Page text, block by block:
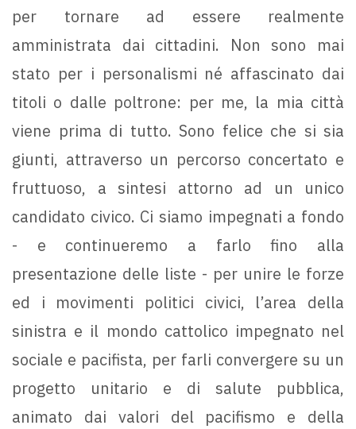
per tornare ad essere realmente
amministrata dai cittadini. Non sono mai
stato per i personalismi né affascinato dai
titoli o dalle poltrone: per me, la mia città
viene prima di tutto. Sono felice che si sia
giunti, attraverso un percorso concertato e
fruttuoso, a sintesi attorno ad un unico
candidato civico. Ci siamo impegnati a fondo
- e continueremo a farlo fino alla
presentazione delle liste - per unire le forze
ed i movimenti politici civici, l’area della
sinistra e il mondo cattolico impegnato nel
sociale e pacifista, per farli convergere su un
progetto unitario e di salute pubblica,
animato dai valori del pacifismo e della